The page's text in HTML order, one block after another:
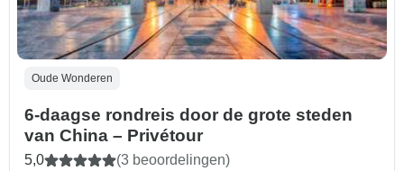
Oude Wonderen
6-daagse rondreis door de grote steden
van China – Privétour
5,0 (3 beoordelingen)